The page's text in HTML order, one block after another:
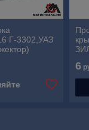
Г-3302,УАЗ
6